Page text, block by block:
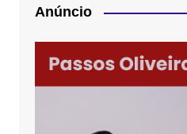
Anúncio